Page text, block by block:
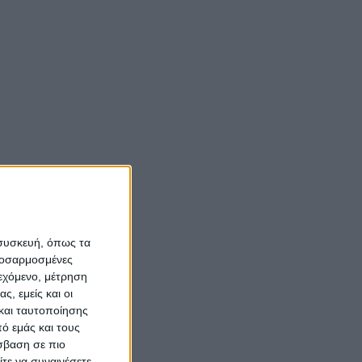
όπως τα
μέτρηση
εμείς και οι
ταυτοποίησης
εμάς και τους
σε πιο